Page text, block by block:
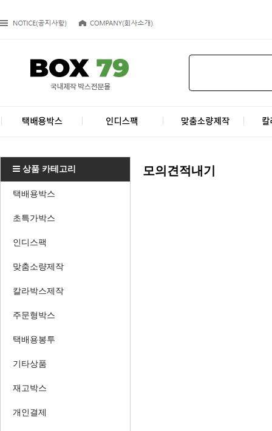
상품 카테고리
택배용박스
초특가박스
인디스팩
맞춤소량제작
칼라박스제작
주문형박스
택배용봉투
기타상품
재고박스
개인결제
모의견적내기